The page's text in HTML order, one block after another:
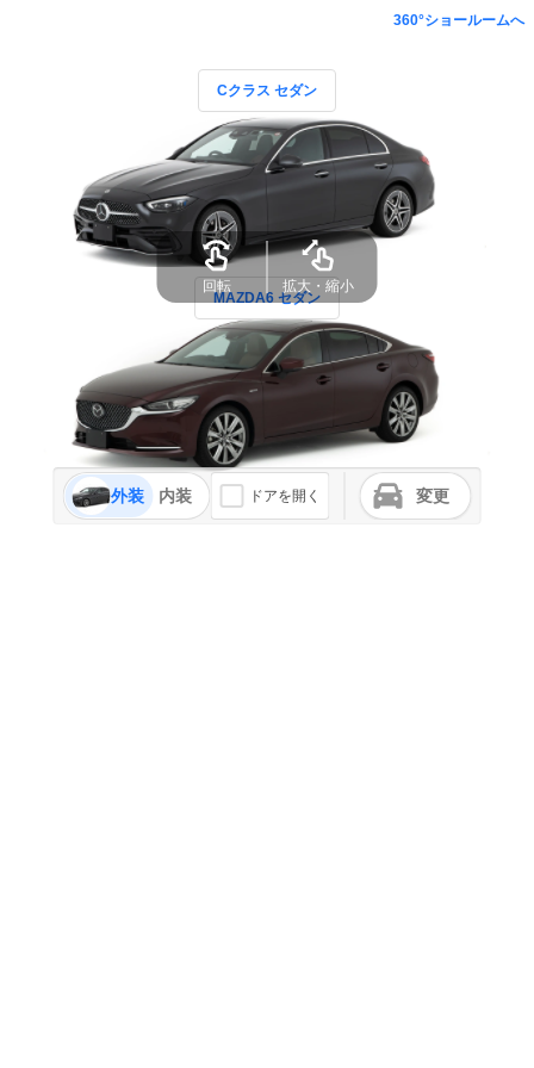
360°ショールームへ
Cクラス セダン
MAZDA6 セダン
外装 内装 ドアを開く 変更
回転 拡大・縮小